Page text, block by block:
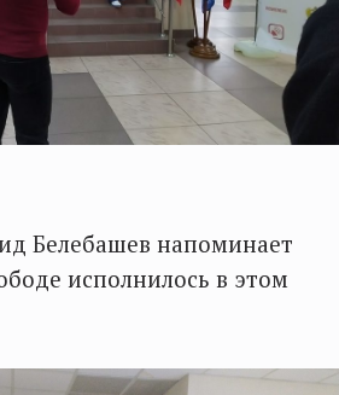
Белебашев напоминает
исполнилось в этом